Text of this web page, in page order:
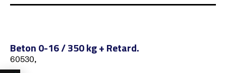
Beton 0-16 / 350 kg + Retard.
60530,